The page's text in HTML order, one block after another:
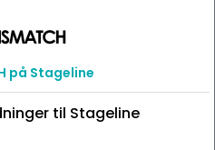
på Stageline
til Stageline